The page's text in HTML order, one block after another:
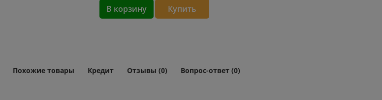
В корзину Купить
Похожие товары Кредит Отзывы (0) Вопрос-ответ (0)